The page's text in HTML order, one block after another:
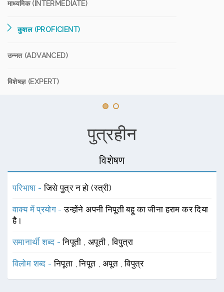
माध्यमिक (INTERMEDIATE)
कुशल (PROFICIENT)
उन्नत (ADVANCED)
विशेषज्ञ (EXPERT)
पुत्रहीन
विशेषण
परिभाषा -जिसे पुत्र न हो (स्त्री)
वाक्य में प्रयोग -उन्होंने अपनी निपूती बहू का जीना हराम कर दिया
है।
समानार्थी शब्द -निपूती , अपूती ,विपुत्रा
विलोम शब्द -निपूता ,निपूत , अपूत ,विपुत्र